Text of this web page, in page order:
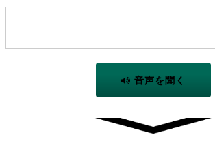
音声を聞く